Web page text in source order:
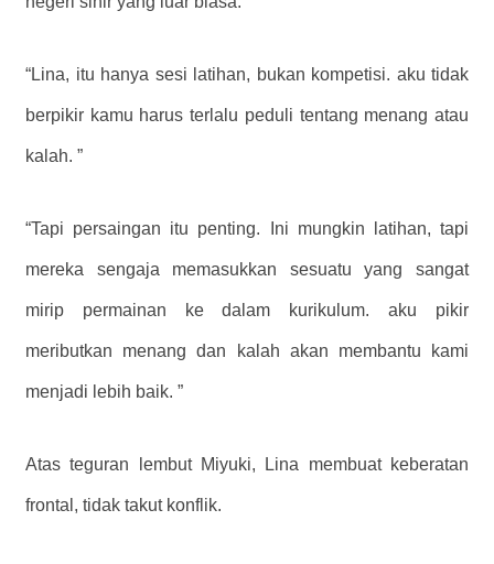
“Lina, itu hanya sesi latihan, bukan kompetisi. aku tidak
berpikir kamu harus terlalu peduli tentang menang atau
kalah. ”
“Tapi persaingan itu penting. Ini mungkin latihan, tapi
mereka sengaja memasukkan sesuatu yang sangat
mirip permainan ke dalam kurikulum. aku pikir
meributkan menang dan kalah akan membantu kami
menjadi lebih baik. ”
Atas teguran lembut Miyuki, Lina membuat keberatan
frontal, tidak takut konflik.